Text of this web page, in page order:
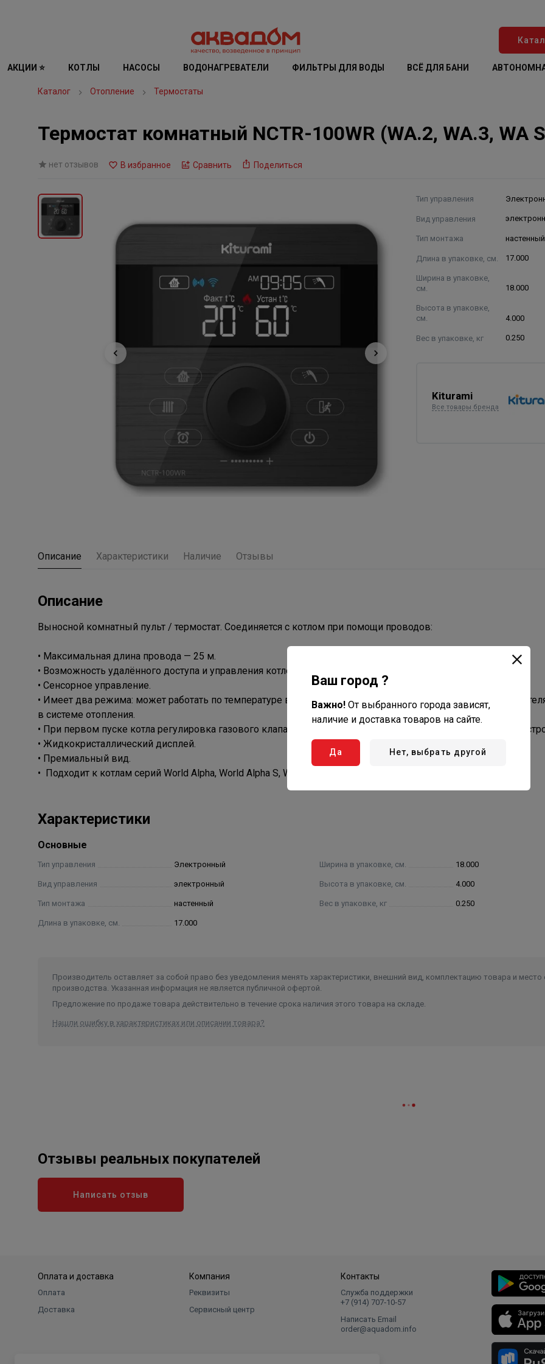
АКЦИИ ⭐ КОТЛЫ НАСОСЫ ВОДОНАГРЕВАТЕЛИ ФИЛЬТРЫ ДЛЯ ВОДЫ ВСЁ ДЛЯ БАНИ
Каталог Отопление Термостаты
Термостат комнатный NCTR-100WR (WA.2, WA.3, WA
нет отзывов В избранное Сравнить Поделиться
Тип управления
Вид управления
Тип монтажа настенный
Длина в упаковке, см. 17.000
Ширина в упаковке,
см.
18.000
Высота в упаковке,
см.
4.000
Вес в упаковке, кг 0.250
Kiturami
Все товары бренда
Описание Характеристики Наличие Отзывы
Описание
Выносной комнатный пульт / термостат. Соединяется с котлом при помощи проводов:
• Максимальная длина провода — 25 м.
• Возможность удалённого доступа и управления котлом через Wi-Fi.
• Сенсорное управление.
• Имеет два режима: может работать по температуре воздуха в помещении или по температуре
в системе отопления.
• При первом пуске котла регулировка газового клапана производится с пульта при помощи сервисных
• Жидкокристаллический дисплей.
• Премиальный вид.
• Подходит к котлам серий World Alpha, World Alpha S, World Alpha С и TGB HiFin.
Характеристики
Основные
Тип управления Электронный
Вид управления электронный
Тип монтажа настенный
Длина в упаковке, см. 17.000
Ширина в упаковке, см. 18.000
Высота в упаковке, см. 4.000
Вес в упаковке, кг 0.250
Производитель оставляет за собой право без уведомления менять характеристики, внешний вид, комплектацию товара и место
производства. Указанная информация не является публичной офертой.
Предложение по продаже товара действительно в течение срока наличия этого товара на складе.
Нашли ошибку в характеристиках или описании товара?
Отзывы реальных покупателей
Написать отзыв
Оплата и доставка
Оплата
Доставка
Компания
Реквизиты
Сервисный центр
Контакты
Служба поддержки
+7 (914) 707‑10‑57
Написать Email
order@aquadom.info
Ваш город ?
Важно! От выбранного города зависят,
наличие и доставка товаров на сайте.
Да Нет, выбрать другой